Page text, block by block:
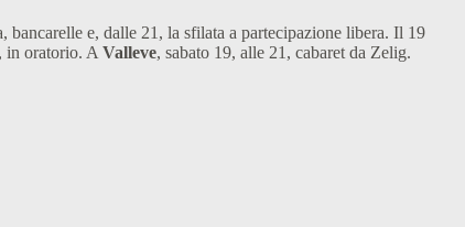
bancarelle e, dalle 21, la sfilata a partecipazione libera. Il 19
, in oratorio. A Valleve, sabato 19, alle 21, cabaret da Zelig.